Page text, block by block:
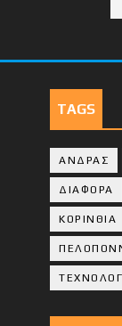
TAGS
ΑΝΔΡΑΣ
ΔΙΑΦΟΡΑ
ΚΟΡΙΝΘΙA